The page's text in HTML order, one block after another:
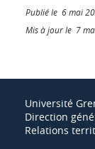
Publié le 6 mai
Mis à jour le 7
Université
Direction
Relations